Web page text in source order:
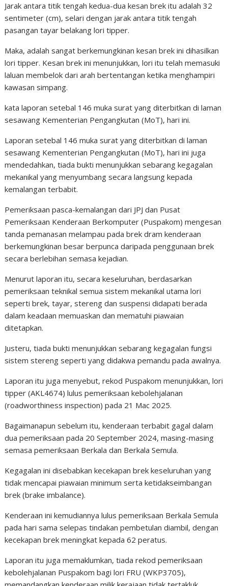
Jarak antara titik tengah kedua-dua kesan brek itu adalah 32
sentimeter (cm), selari dengan jarak antara titik tengah
pasangan tayar belakang lori tipper.
Maka, adalah sangat berkemungkinan kesan brek ini dihasilkan
lori tipper. Kesan brek ini menunjukkan, lori itu telah memasuki
laluan membelok dari arah bertentangan ketika menghampiri
kawasan simpang.
kata laporan setebal 146 muka surat yang diterbitkan di laman
sesawang Kementerian Pengangkutan (MoT), hari ini.
Laporan setebal 146 muka surat yang diterbitkan di laman
sesawang Kementerian Pengangkutan (MoT), hari ini juga
mendedahkan, tiada bukti menunjukkan sebarang kegagalan
mekanikal yang menyumbang secara langsung kepada
kemalangan terbabit.
Pemeriksaan pasca-kemalangan dari JPJ dan Pusat
Pemeriksaan Kenderaan Berkomputer (Puspakom) mengesan
tanda pemanasan melampau pada brek dram kenderaan
berkemungkinan besar berpunca daripada penggunaan brek
secara berlebihan semasa kejadian.
Menurut laporan itu, secara keseluruhan, berdasarkan
pemeriksaan teknikal semua sistem mekanikal utama lori
seperti brek, tayar, stereng dan suspensi didapati berada
dalam keadaan memuaskan dan mematuhi piawaian
ditetapkan.
Justeru, tiada bukti menunjukkan sebarang kegagalan fungsi
sistem stereng seperti yang didakwa pemandu pada awalnya.
Laporan itu juga menyebut, rekod Puspakom menunjukkan, lori
tipper (AKL4674) lulus pemeriksaan kebolehjalanan
(roadworthiness inspection) pada 21 Mac 2025.
Bagaimanapun sebelum itu, kenderaan terbabit gagal dalam
dua pemeriksaan pada 20 September 2024, masing-masing
semasa pemeriksaan Berkala dan Berkala Semula.
Kegagalan ini disebabkan kecekapan brek keseluruhan yang
tidak mencapai piawaian minimum serta ketidakseimbangan
brek (brake imbalance).
Kenderaan ini kemudiannya lulus pemeriksaan Berkala Semula
pada hari sama selepas tindakan pembetulan diambil, dengan
kecekapan brek meningkat kepada 62 peratus.
Laporan itu juga memaklumkan, tiada rekod pemeriksaan
kebolehjalanan Puspakom bagi lori FRU (WKP3705),